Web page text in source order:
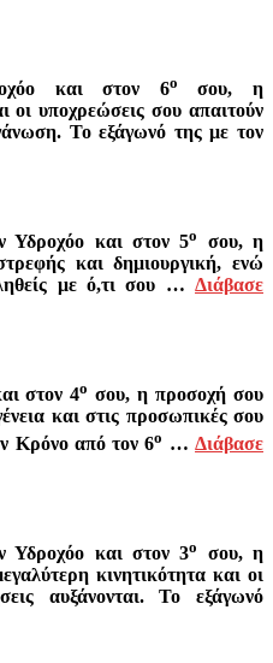
και στον 6ο
σου, η
οι υποχρεώσεις σου απαιτούν
Το εξάγωνό της με τον
Υδροχόο και στον 5ο
σου, η
και δημιουργική, ενώ
με ό,τι σου … Διάβασε
στον 4ο σου, η προσοχή σου
και στις προσωπικές σου
Κρόνο από τον 6ο …Διάβασε
Υδροχόο και στον 3ο
σου, η
κινητικότητα και οι
αυξάνονται. Το εξάγωνό